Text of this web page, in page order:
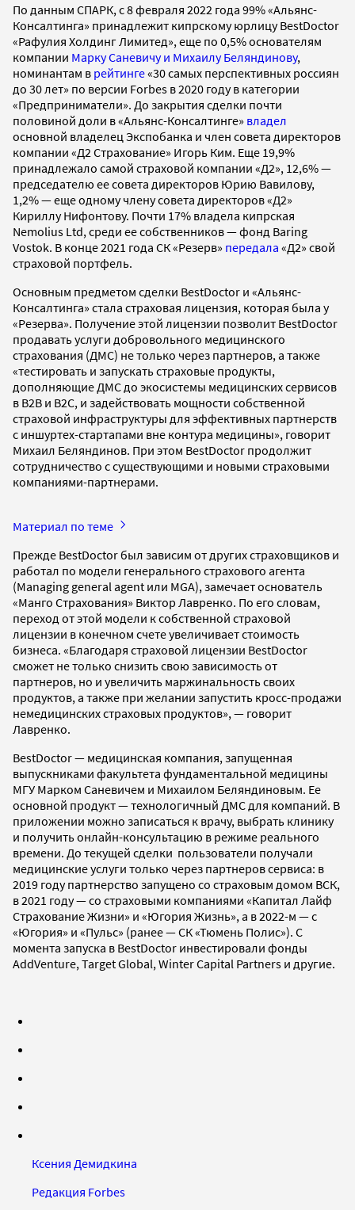
По данным СПАРК, с 8 февраля 2022 года 99% «Альянс-
Консалтинга» принадлежит кипрскому юрлицу BestDoctor
«Рафулия Холдинг Лимитед», еще по 0,5% основателям
компании Марку Саневичу и Михаилу Беляндинову,
номинантам в рейтинге«30 самых перспективных россиян
до 30 лет» по версии Forbes в 2020 году в категории
«Предприниматели». До закрытия сделки почти
половиной доли в «Альянс-Консалтинге» владел
основной владелец Экспобанка и член совета директоров
компании «Д2 Страхование» Игорь Ким. Еще 19,9%
принадлежало самой страховой компании «Д2», 12,6% —
председателю ее совета директоров Юрию Вавилову,
1,2% — еще одному члену совета директоров «Д2»
Кириллу Нифонтову. Почти 17% владела кипрская
Nemolius Ltd, среди ее собственников — фонд Baring
Vostok. В конце 2021 года СК «Резерв» передала «Д2» свой
страховой портфель.
Основным предметом сделки BestDoctor и «Альянс-
Консалтинга» стала страховая лицензия, которая была у
«Резерва». Получение этой лицензии позволит BestDoctor
продавать услуги добровольного медицинского
страхования (ДМС) не только через партнеров, а также
«тестировать и запускать страховые продукты,
дополняющие ДМС до экосистемы медицинских сервисов
в B2B и B2C, и задействовать мощности собственной
страховой инфраструктуры для эффективных партнерств
с иншуртех-стартапами вне контура медицины», говорит
Михаил Беляндинов. При этом BestDoctor продолжит
сотрудничество с существующими и новыми страховыми
компаниями-партнерами.
Материал по теме
Прежде BestDoctor был зависим от других страховщиков и
работал по модели генерального страхового агента
(Managing general agent или MGA), замечает основатель
«Манго Страхования» Виктор Лавренко. По его словам,
переход от этой модели к собственной страховой
лицензии в конечном счете увеличивает стоимость
бизнеса. «Благодаря страховой лицензии BestDoctor
сможет не только снизить свою зависимость от
партнеров, но и увеличить маржинальность своих
продуктов, а также при желании запустить кросс-продажи
немедицинских страховых продуктов», — говорит
Лавренко.
BestDoctor — медицинская компания, запущенная
выпускниками факультета фундаментальной медицины
МГУ Марком Саневичем и Михаилом Беляндиновым. Ее
основной продукт — технологичный ДМС для компаний. В
приложении можно записаться к врачу, выбрать клинику
и получить онлайн-консультацию в режиме реального
времени. До текущей сделки пользователи получали
медицинские услуги только через партнеров сервиса: в
2019 году партнерство запущено со страховым домом ВСК,
в 2021 году — со страховыми компаниями «Капитал Лайф
Страхование Жизни» и «Югория Жизнь», а в 2022-м — с
«Югория» и «Пульс» (ранее — СК «Тюмень Полис»). С
момента запуска в BestDoctor инвестировали фонды
AddVenture, Target Global, Winter Capital Partners и другие.
Ксения Демидкина
Редакция Forbes